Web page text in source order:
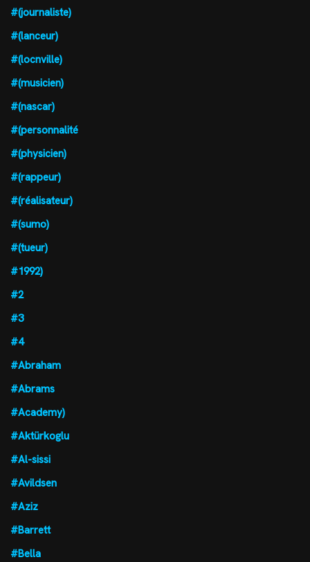
#(journaliste)
#(lanceur)
#(locnville)
#(musicien)
#(nascar)
#(personnalité
#(physicien)
#(rappeur)
#(réalisateur)
#(sumo)
#(tueur)
#1992)
#2
#3
#4
#Abraham
#Abrams
#Academy)
#Aktürkoglu
#Al-sissi
#Avildsen
#Aziz
#Barrett
#Bella